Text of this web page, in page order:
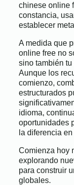
chinese online
constancia,
establecer
A medida que
online free no
sino también
Aunque los
comienzo,
estructurados
idioma,
oportunidades
la diferencia
Comienza hoy
explorando
para construir
globales.